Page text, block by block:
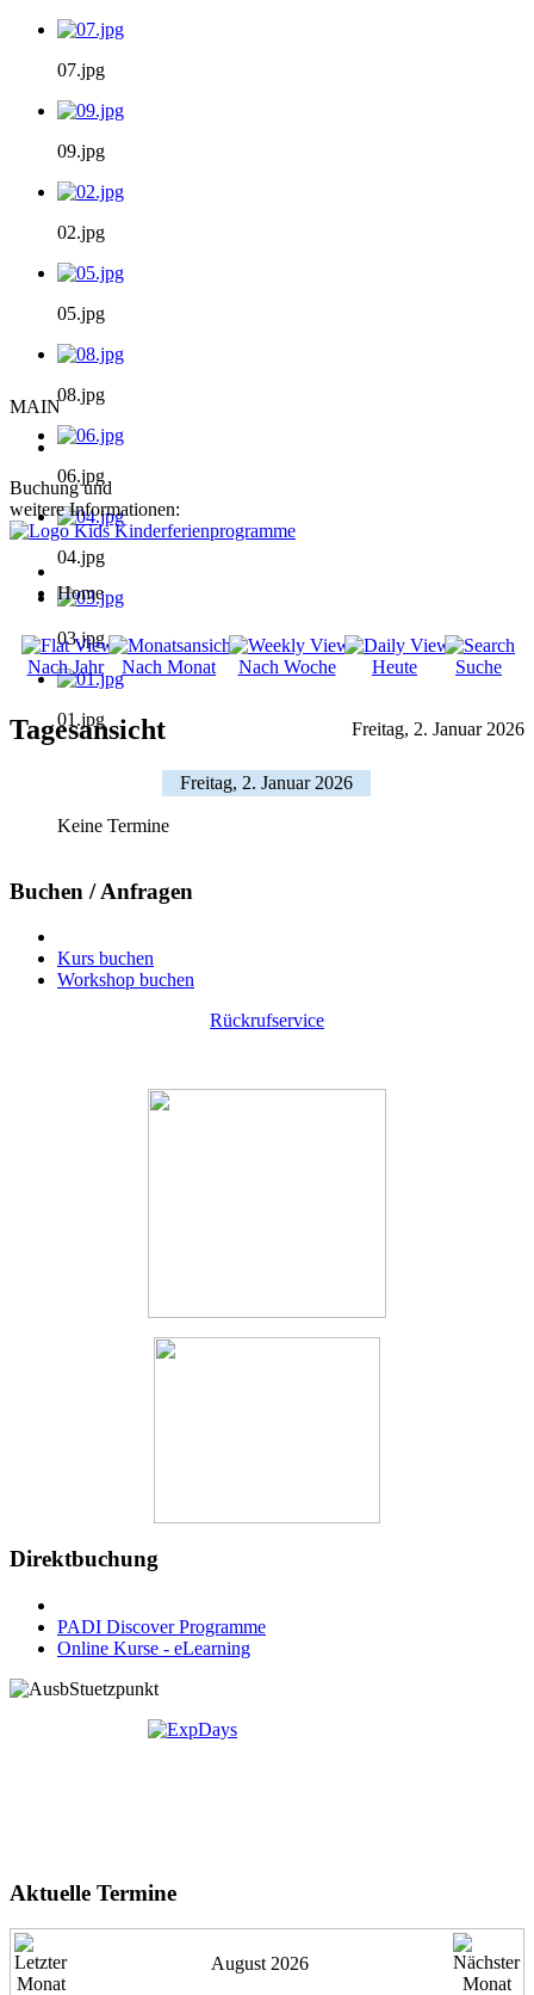
07.jpg
09.jpg
02.jpg
05.jpg
08.jpg
06.jpg
04.jpg
03.jpg
01.jpg
MAIN
Buchung und
weitere Informationen:
Home
Nach Jahr Nach Monat Nach Woche Heute Suche
Tagesansicht Freitag, 2. Januar 2026
Freitag, 2. Januar 2026
Keine Termine
Buchen / Anfragen
Kurs buchen
Workshop buchen
Rückrufservice
Direktbuchung
PADI Discover Programme
Online Kurse - eLearning
Aktuelle Termine
August 2026